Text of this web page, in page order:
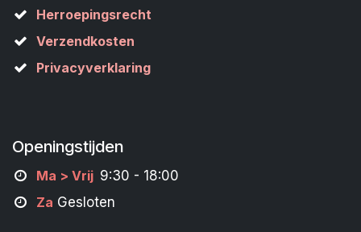
Herroepingsrecht
Verzendkosten
Privacyverklaring
Openingstijden
Ma > Vrij 9:30 - 18:00
Za Gesloten